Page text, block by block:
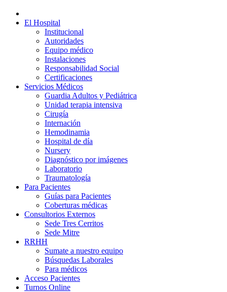
El Hospital
Institucional
Autoridades
Equipo médico
Instalaciones
Responsabilidad Social
Certificaciones
Servicios Médicos
Guardia Adultos y Pediátrica
Unidad terapia intensiva
Cirugía
Internación
Hemodinamia
Hospital de día
Nursery
Diagnóstico por imágenes
Laboratorio
Traumatología
Para Pacientes
Guías para Pacientes
Coberturas médicas
Consultorios Externos
Sede Tres Cerritos
Sede Mitre
RRHH
Sumate a nuestro equipo
Búsquedas Laborales
Para médicos
Acceso Pacientes
Turnos Online